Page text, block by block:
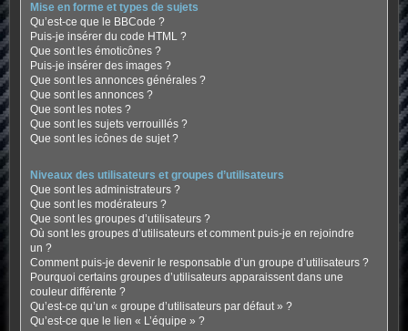
Mise en forme et types de sujets
Qu’est-ce que le BBCode ?
Puis-je insérer du code HTML ?
Que sont les émoticônes ?
Puis-je insérer des images ?
Que sont les annonces générales ?
Que sont les annonces ?
Que sont les notes ?
Que sont les sujets verrouillés ?
Que sont les icônes de sujet ?
Niveaux des utilisateurs et groupes d’utilisateurs
Que sont les administrateurs ?
Que sont les modérateurs ?
Que sont les groupes d’utilisateurs ?
Où sont les groupes d’utilisateurs et comment puis-je en rejoindre
un ?
Comment puis-je devenir le responsable d’un groupe d’utilisateurs ?
Pourquoi certains groupes d’utilisateurs apparaissent dans une
couleur différente ?
Qu’est-ce qu’un « groupe d’utilisateurs par défaut » ?
Qu’est-ce que le lien « L’équipe » ?